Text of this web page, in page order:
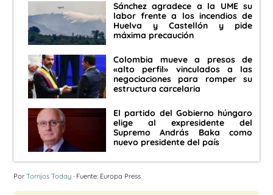
Sánchez agradece a la UME su
labor frente a los incendios de
Huelva y Castellón y pide
máxima precaución
Colombia mueve a presos de
«alto perfil» vinculados a las
negociaciones para romper su
estructura carcelaria
El partido del Gobierno húngaro
elige al expresidente del
Supremo András Baka como
nuevo presidente del país
Por Torrijos Today · Fuente: Europa Press